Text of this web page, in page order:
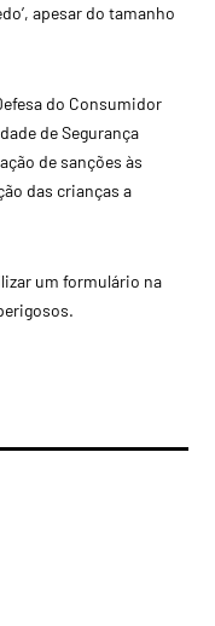
apesar do tamanho
do Consumidor
de Segurança
de sanções às
das crianças a
um formulário na